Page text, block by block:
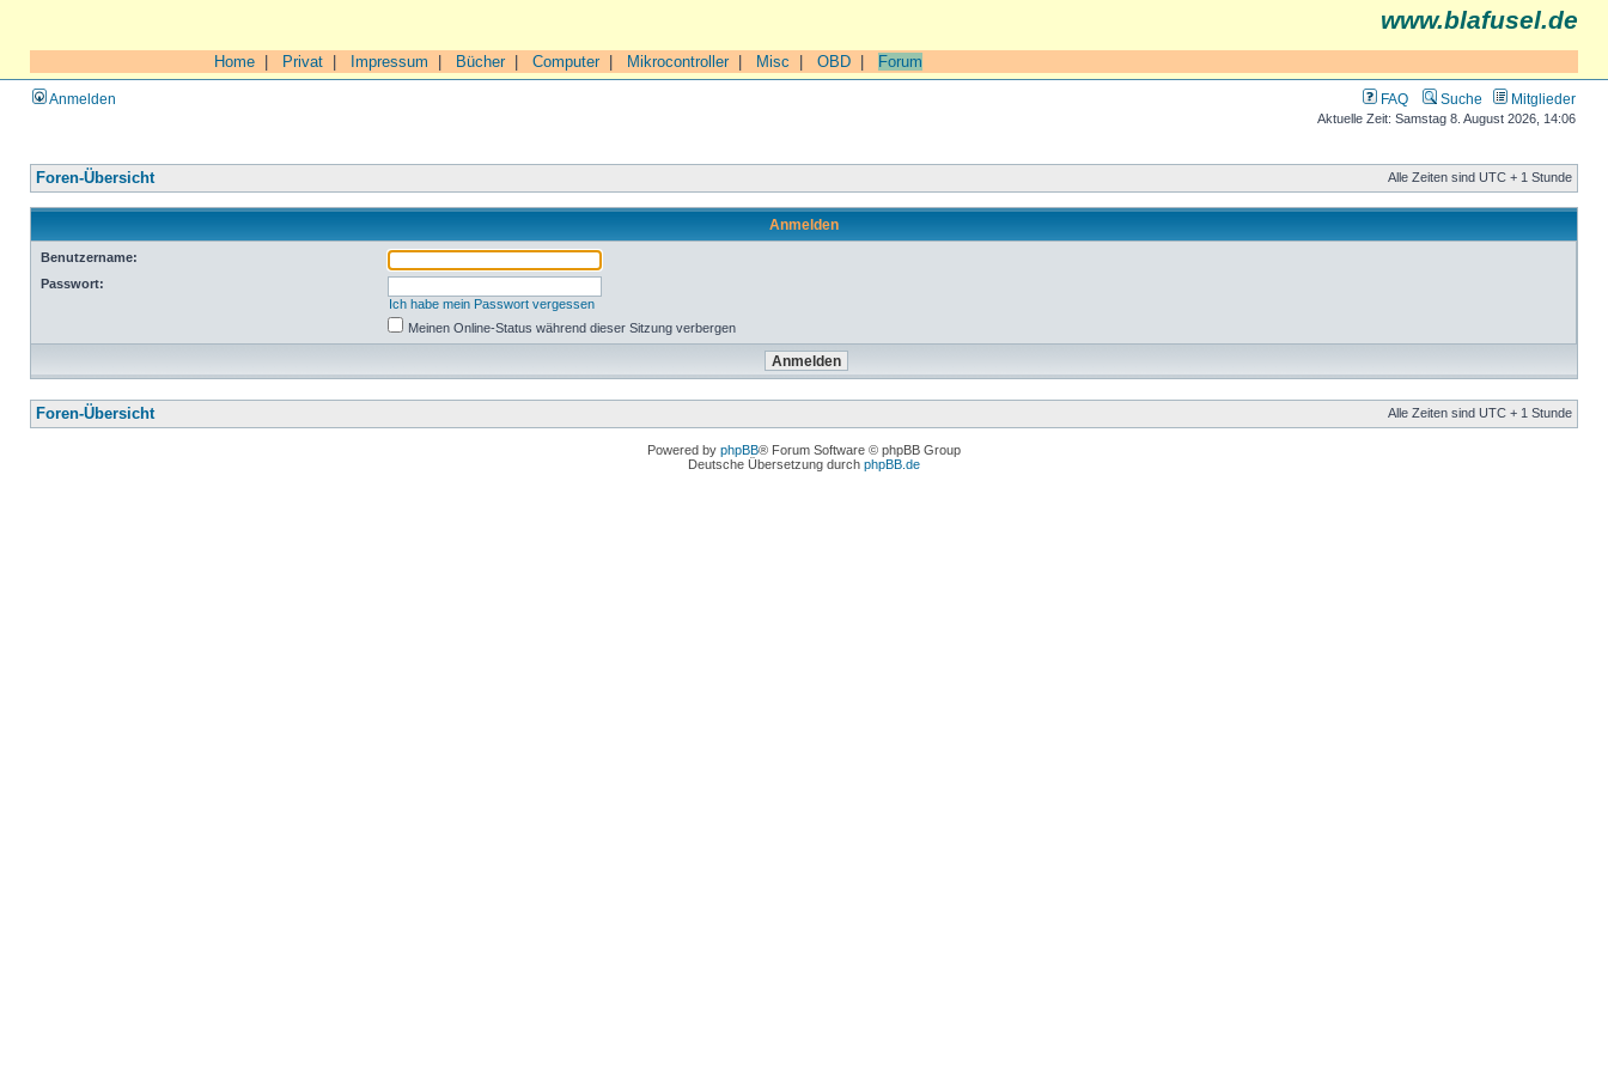
www.blafusel.de
Home Privat Impressum Bücher| Computer| Mikrocontroller| Misc OBD Forum
Anmelden FAQ Suche Mitglieder
Aktuelle Zeit: Samstag 8. August 2026, 14:06
Foren-Übersicht Alle Zeiten sind UTC + 1 Stunde
Anmelden
Benutzername:
Passwort:
Ich habe mein Passwort vergessen
Meinen Online-Status während dieser Sitzung verbergen
Foren-Übersicht Alle Zeiten sind UTC + 1 Stunde
Powered by phpBB® Forum Software © phpBB Group
Deutsche Übersetzung durch phpBB.de